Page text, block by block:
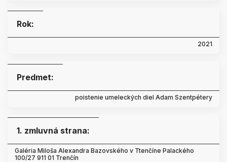
Rok:
2021
Predmet:
poistenie umeleckých diel Adam Szentpétery
1. zmluvná strana:
Galéria Miloša Alexandra Bazovského v Ttenčíne Palackého
100/27 911 01 Trenčín